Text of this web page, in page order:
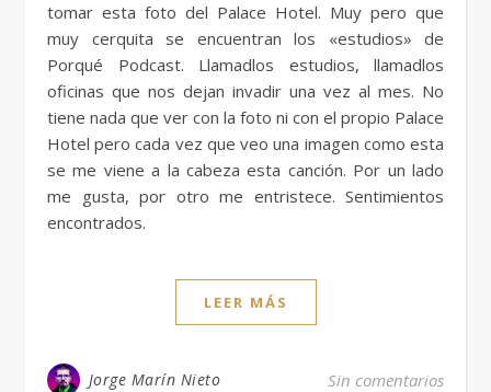
tomar esta foto del Palace Hotel. Muy pero que
muy cerquita se encuentran los «estudios» de
Porqué Podcast. Llamadlos estudios, llamadlos
oficinas que nos dejan invadir una vez al mes. No
tiene nada que ver con la foto ni con el propio Palace
Hotel pero cada vez que veo una imagen como esta
se me viene a la cabeza esta canción. Por un lado
me gusta, por otro me entristece. Sentimientos
encontrados.
LEER MÁS
Jorge Marín Nieto Sin comentarios